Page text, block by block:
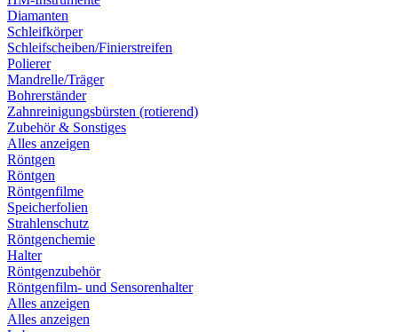
Diamanten
Schleifkörper
Schleifscheiben/Finierstreifen
Polierer
Mandrelle/Träger
Bohrerständer
Zahnreinigungsbürsten (rotierend)
Zubehör & Sonstiges
Alles anzeigen
Röntgen
Röntgen
Röntgenfilme
Speicherfolien
Strahlenschutz
Röntgenchemie
Halter
Röntgenzubehör
Röntgenfilm- und Sensorenhalter
Alles anzeigen
Alles anzeigen